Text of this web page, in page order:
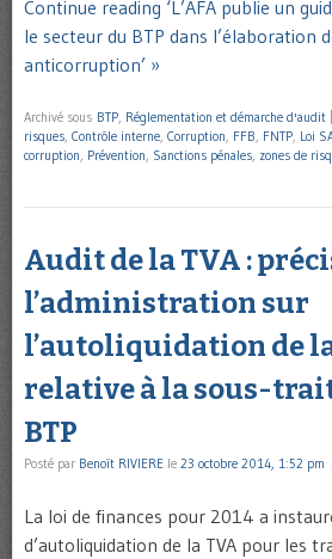
Continue reading ‘L’AFA publie un
le secteur du BTP dans l’élaboration
anticorruption’ »
Archivé sous BTP, Réglementation et démarche d'audit
risques, Contrôle interne, Corruption, FFB, FNTP, Loi
corruption, Prévention, Sanctions pénales, zones de
Audit de la TVA :
l’administration sur
l’autoliquidation de
relative à la sous-
BTP
Posté par Benoît RIVIERE le 23 octobre 2014, 1:52 pm
La loi de finances pour 2014 a
d’autoliquidation de la TVA pour les